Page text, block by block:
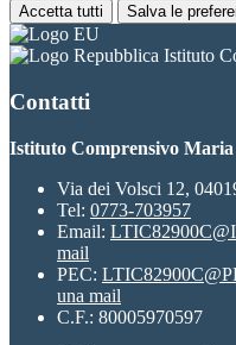
Accetta tutti Salva le
Istituto
Contatti
Istituto Comprensivo
Via dei Volsci 12,
Tel: 0773-703957
Email:
mail
PEC:
una mail
C.F.: 80005970597